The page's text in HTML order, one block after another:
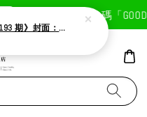
首次註冊輸入折扣碼「
《大誌雜誌 4月號 第 193 期》封面：Solar 頌樂